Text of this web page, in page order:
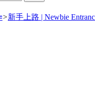
>新手上路 | Newbie